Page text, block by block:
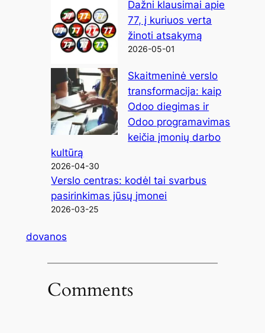
Dažni klausimai apie
77, į kuriuos verta
žinoti atsakymą
2026-05-01
Skaitmeninė verslo
transformacija: kaip
Odoo diegimas ir
Odoo programavimas
keičia įmonių darbo
kultūrą
2026-04-30
Verslo centras: kodėl tai svarbus
pasirinkimas jūsų įmonei
2026-03-25
dovanos
Comments